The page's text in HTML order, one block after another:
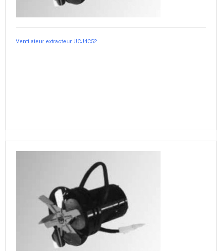
Ventilateur extracteur UCJ4C52